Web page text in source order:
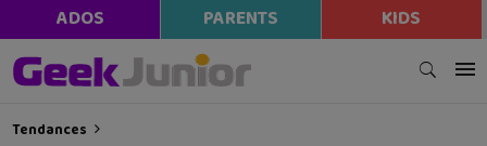
ADOS PARENTS KIDS
Tendances